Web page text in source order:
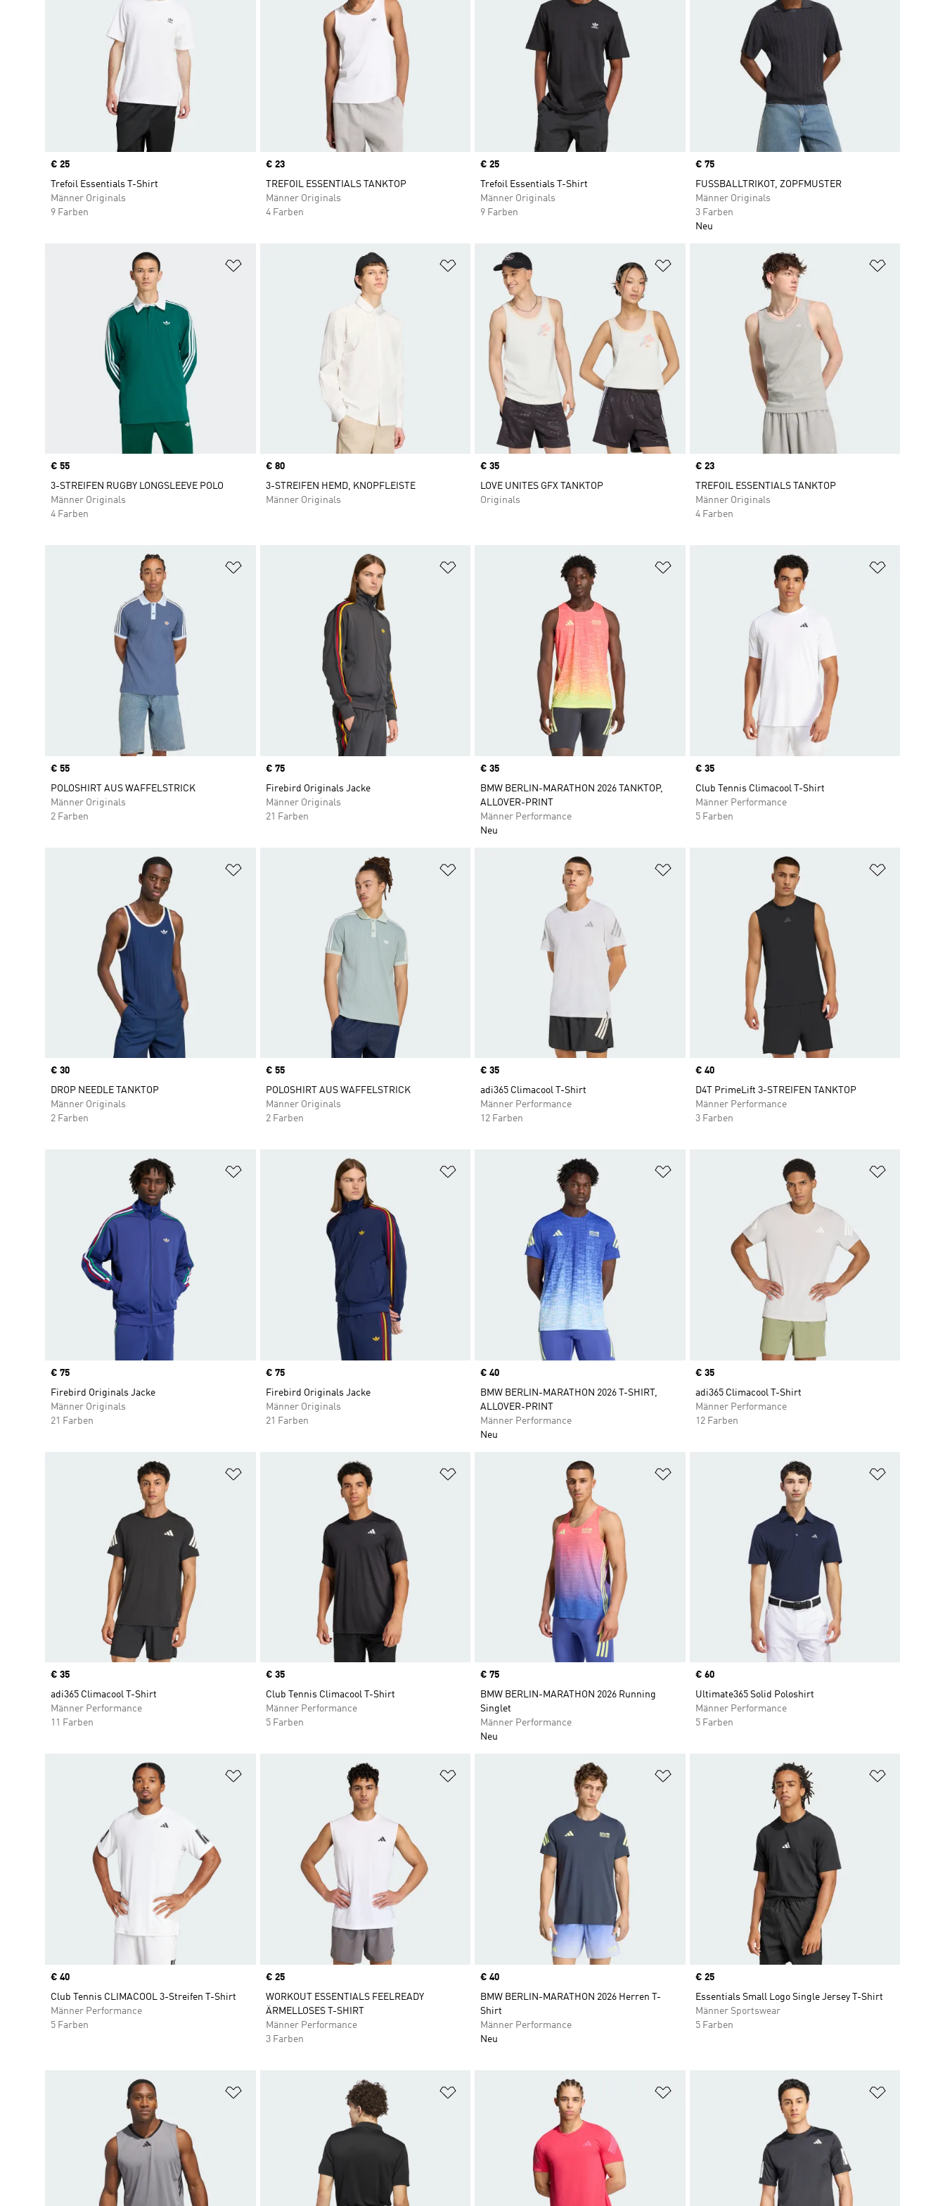
Price
€ 25
Trefoil Essentials T-Shirt
Männer Originals
9 Farben
Price
€ 23
TREFOIL ESSENTIALS TANKTOP
Männer Originals
4 Farben
Price
€ 25
Trefoil Essentials T-Shirt
Männer Originals
9 Farben
Price
€ 75
FUSSBALLTRIKOT, ZOPFMUSTER
Männer Originals
3 Farben
Neu
Zur Wunschliste hinzufügen
Price
€ 55
3-STREIFEN RUGBY LONGSLEEVE POLO
Männer Originals
4 Farben
Zur Wunschliste hinzufügen
Price
€ 80
3-STREIFEN HEMD, KNOPFLEISTE
Männer Originals
Zur Wunschliste hinzufügen
Price
€ 35
LOVE UNITES GFX TANKTOP
Originals
Price
€ 23
TREFOIL ESSENTIALS TANKTOP
Männer Originals
4 Farben
Zur Wunschliste hinzufügen
Price
€ 55
POLOSHIRT AUS WAFFELSTRICK
Männer Originals
2 Farben
Zur Wunschliste hinzufügen
Price
€ 75
Firebird Originals Jacke
Männer Originals
21 Farben
Zur Wunschliste hinzufügen
Price
€ 35
BMW BERLIN-MARATHON 2026 TANKTOP,
ALLOVER-PRINT
Männer Performance
Neu
Price
€ 35
Club Tennis Climacool T-Shirt
Männer Performance
5 Farben
Zur Wunschliste hinzufügen
Price
€ 30
DROP NEEDLE TANKTOP
Männer Originals
2 Farben
Zur Wunschliste hinzufügen
Price
€ 55
POLOSHIRT AUS WAFFELSTRICK
Männer Originals
2 Farben
Zur Wunschliste hinzufügen
Price
€ 35
adi365 Climacool T-Shirt
Männer Performance
12 Farben
Price
€ 40
D4T PrimeLift 3-STREIFEN TANKTOP
Männer Performance
3 Farben
Zur Wunschliste hinzufügen
Price
€ 75
Firebird Originals Jacke
Männer Originals
21 Farben
Zur Wunschliste hinzufügen
Price
€ 75
Firebird Originals Jacke
Männer Originals
21 Farben
Zur Wunschliste hinzufügen
Price
€ 40
BMW BERLIN-MARATHON 2026 T-SHIRT,
ALLOVER-PRINT
Männer Performance
Neu
Price
€ 35
adi365 Climacool T-Shirt
Männer Performance
12 Farben
Zur Wunschliste hinzufügen
Price
€ 35
adi365 Climacool T-Shirt
Männer Performance
11 Farben
Zur Wunschliste hinzufügen
Price
€ 35
Club Tennis Climacool T-Shirt
Männer Performance
5 Farben
Zur Wunschliste hinzufügen
Price
€ 75
BMW BERLIN-MARATHON 2026 Running
Singlet
Männer Performance
Neu
Price
€ 60
Ultimate365 Solid Poloshirt
Männer Performance
5 Farben
Zur Wunschliste hinzufügen
Price
€ 40
Club Tennis CLIMACOOL 3-Streifen T-Shirt
Männer Performance
5 Farben
Zur Wunschliste hinzufügen
Price
€ 25
WORKOUT ESSENTIALS FEELREADY
ÄRMELLOSES T-SHIRT
Männer Performance
3 Farben
Zur Wunschliste hinzufügen
Price
€ 40
BMW BERLIN-MARATHON 2026 Herren T-
Shirt
Männer Performance
Neu
Price
€ 25
Essentials Small Logo Single Jersey T-Shirt
Männer Sportswear
5 Farben
Zur Wunschliste hinzufügen Zur Wunschliste hinzufügen Zur Wunschliste hinzufügen